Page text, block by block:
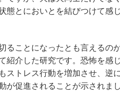
態とにおいとを結びつけて感
ることになったとも言えるの
紹介した研究です。恐怖を感
ストレス行動を増加させ、逆
が促進されることが示されまし